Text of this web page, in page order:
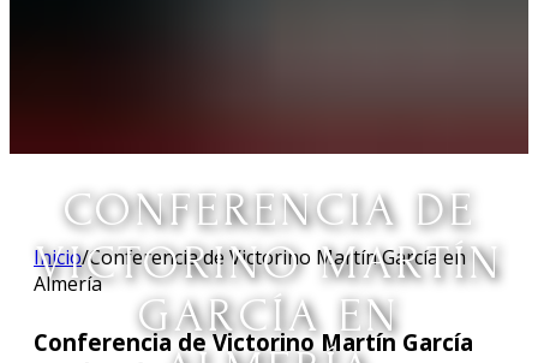
CONFERENCIA DE
VICTORINO MARTÍN
GARCÍA EN
Inicio/Conferencia de Victorino Martín García en
Almería
Conferencia de Victorino Martín García